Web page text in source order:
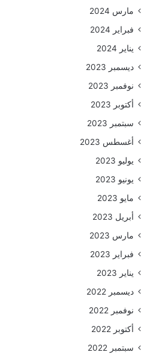
مارس 2024
فبراير 2024
يناير 2024
ديسمبر 2023
نوفمبر 2023
أكتوبر 2023
سبتمبر 2023
أغسطس 2023
يوليو 2023
يونيو 2023
مايو 2023
أبريل 2023
مارس 2023
فبراير 2023
يناير 2023
ديسمبر 2022
نوفمبر 2022
أكتوبر 2022
سبتمبر 2022